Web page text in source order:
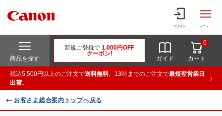
ログイン メニュー
商品を探す
新規ご登録で 1,000円OFF
クーポン!
ガイド カート
0
税込5,500円以上のご注文で送料無料。13時までのご注文で最短翌営業日
出荷。
お客さま総合案内トップへ戻る